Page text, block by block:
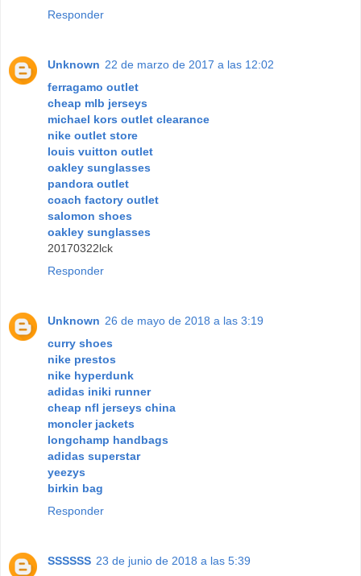
Responder
Unknown 22 de marzo de 2017 a las 12:02
ferragamo outlet
cheap mlb jerseys
michael kors outlet clearance
nike outlet store
louis vuitton outlet
oakley sunglasses
pandora outlet
coach factory outlet
salomon shoes
oakley sunglasses
20170322lck
Responder
Unknown 26 de mayo de 2018 a las 3:19
curry shoes
nike prestos
nike hyperdunk
adidas iniki runner
cheap nfl jerseys china
moncler jackets
longchamp handbags
adidas superstar
yeezys
birkin bag
Responder
SSSSSS 23 de junio de 2018 a las 5:39